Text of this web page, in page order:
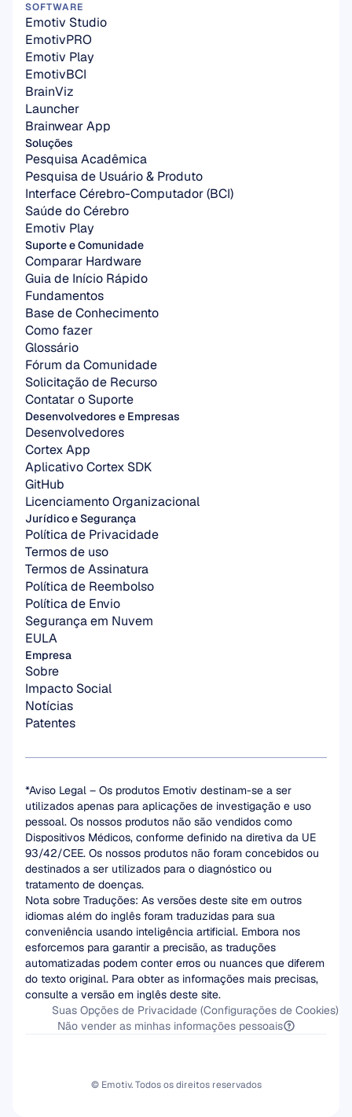
Soluções
Pesquisa Acadêmica
Pesquisa de Usuário & Produto
Interface Cérebro-Computador (BCI)
Saúde do Cérebro
Emotiv Play
SOFTWARE
Emotiv Studio
EmotivPRO
Emotiv Play
EmotivBCI
BrainViz
Launcher
Brainwear App
Suporte e Comunidade
Comparar Hardware
Guia de Início Rápido
Fundamentos
Base de Conhecimento
Como fazer
Glossário
Fórum da Comunidade
Solicitação de Recurso
Contatar o Suporte
Desenvolvedores e Empresas
Desenvolvedores
Cortex App
Aplicativo Cortex SDK
GitHub
Licenciamento Organizacional
Empresa
Sobre
Impacto Social
Notícias
Patentes
Jurídico e Segurança
Política de Privacidade
Termos de uso
Termos de Assinatura
Política de Reembolso
Política de Envio
Segurança em Nuvem
EULA
*Aviso Legal – Os produtos Emotiv destinam-se a ser
utilizados apenas para aplicações de investigação e uso
pessoal. Os nossos produtos não são vendidos como
Dispositivos Médicos, conforme definido na diretiva da UE
93/42/CEE. Os nossos produtos não foram concebidos ou
destinados a ser utilizados para o diagnóstico ou
tratamento de doenças.
Nota sobre Traduções: As versões deste site em outros
idiomas além do inglês foram traduzidas para sua
conveniência usando inteligência artificial. Embora nos
esforcemos para garantir a precisão, as traduções
automatizadas podem conter erros ou nuances que diferem
do texto original. Para obter as informações mais precisas,
consulte a versão em inglês deste site.
Suas Opções de Privacidade (Configurações de Cookies)
Não vender as minhas informações pessoais
© Emotiv. Todos os direitos reservados